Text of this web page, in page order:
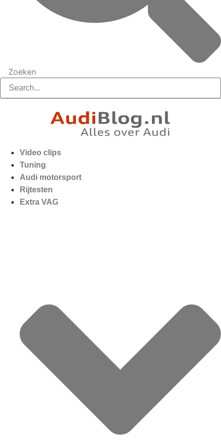
Zoeken
Video clips
Tuning
Audi motorsport
Rijtesten
Extra VAG